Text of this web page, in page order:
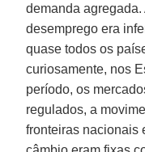
demanda
desemprego era
quase todos os
curiosamente, nos
período, os
regulados, a
fronteiras nacionais